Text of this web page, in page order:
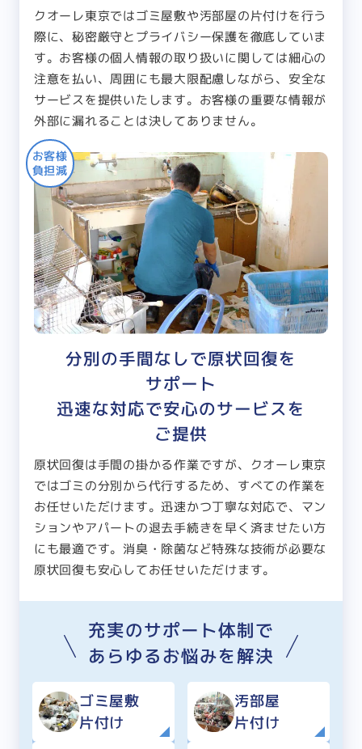
クオーレ東京ではゴミ屋敷や汚部屋の片付けを行う
際に、秘密厳守とプライバシー保護を徹底していま
す。お客様の個人情報の取り扱いに関しては細心の
注意を払い、周囲にも最大限配慮しながら、安全な
サービスを提供いたします。お客様の重要な情報が
外部に漏れることは決してありません。
お客様
負担減
分別の手間なしで原状回復を
サポート
迅速な対応で安心のサービスを
ご提供
原状回復は手間の掛かる作業ですが、クオーレ東京
ではゴミの分別から代行するため、すべての作業を
お任せいただけます。迅速かつ丁寧な対応で、マン
ションやアパートの退去手続きを早く済ませたい方
にも最適です。消臭・除菌など特殊な技術が必要な
原状回復も安心してお任せいただけます。
充実のサポート体制で
あらゆるお悩みを解決
ゴミ屋敷
片付け
汚部屋
片付け